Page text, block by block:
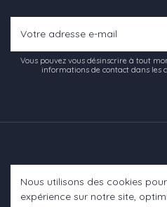
Vous pouvez vous désinscrire à tout
informations de contact dans les
Informations
Nous utilisons des cookies
expérience sur notre site,